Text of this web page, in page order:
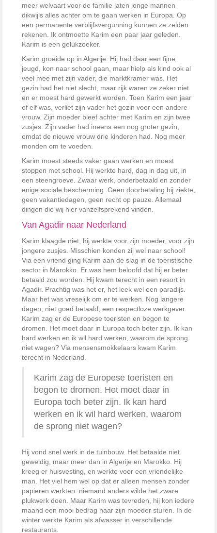
meer welvaart voor de familie laten jonge mannen
dikwijls alles achter om te gaan werken in Europa. Op
een permanente verblijfsvergunning kunnen ze zelden
rekenen. Ik ontmoette Karim een paar jaar geleden.
Karim is een gelukzoeker.
Karim groeide op in Algerije. Hij had daar een fijne
jeugd, kon naar school gaan, maar hielp als kind ook al
veel mee met zijn vader, die marktkramer was. Het
gezin had het niet slecht, maar rijk waren ze zeker niet
en er moest hard gewerkt worden. Toen Karim een jaar
of elf was, verliet zijn vader het gezin voor een andere
vrouw. Zijn moeder bleef achter met Karim en zijn twee
zusjes. Zijn vader had ineens een nog groter gezin,
omdat de nieuwe vrouw drie kinderen had. Nog meer
monden om te voeden.
Karim moest steeds vaker gaan werken en moest
stoppen met school. Hij werkte hard, dag in dag uit, in
een steengroeve. Zwaar werk, onderbetaald en zonder
enige sociale bescherming. Geen doorbetaling bij ziekte,
geen vakantiedagen, geen recht op pauze. Allemaal
dingen die wij hier vanzelfsprekend vinden.
Van Agadir naar Nederland
Karim klaagde niet, hij werkte voor zijn moeder, voor zijn
jongere zusjes. Misschien konden zij wel naar school!
Via een vriend ging Karim aan de slag in de toeristische
sector in Marokko. Er was hem beloofd dat hij er beter
betaald zou worden. Hij kwam terecht in een resort in
Agadir. Prachtig was het er, het leek wel een paradijs.
Maar het was vreselijk om er te werken. Nog langere
dagen, niet goed betaald, een respectloze werkgever.
Karim zag er de Europese toeristen en begon te
dromen. Het moet daar in Europa toch beter zijn. Ik kan
hard werken en ik wil hard werken, waarom de sprong
niet wagen? Via mensensmokkelaars kwam Karim
terecht in Nederland.
Karim zag de Europese toeristen en
begon te dromen. Het moet daar in
Europa toch beter zijn. Ik kan hard
werken en ik wil hard werken, waarom
de sprong niet wagen?
Hij vond snel werk in de tuinbouw. Het betaalde niet
geweldig, maar meer dan in Algerije en Marokko. Hij
kreeg er huisvesting, en werkte voor een vriendelijke
man. Het viel hem wel op dat er alleen mensen zonder
papieren werkten: niemand anders wilde het zware
plukwerk doen. Maar Karim was tevreden, hij kon iedere
maand een mooi bedrag naar zijn moeder sturen. In de
winter werkte Karim als afwasser in verschillende
restaurants.